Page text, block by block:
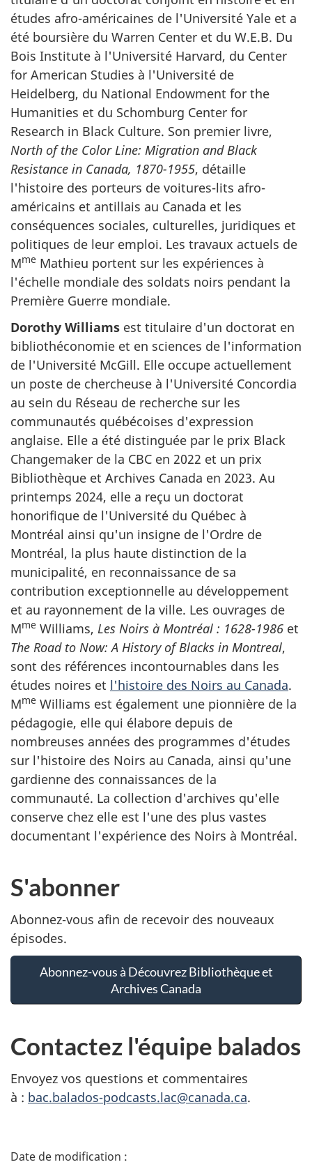
études afro-américaines de l'Université Yale et a
été boursière du Warren Center et du W.E.B. Du
Bois Institute à l'Université Harvard, du Center
for American Studies à l'Université de
Heidelberg, du National Endowment for the
Humanities et du Schomburg Center for
Research in Black Culture. Son premier livre,
North of the Color Line: Migration and Black
Resistance in Canada, 1870-1955, détaille
l'histoire des porteurs de voitures-lits afro-
américains et antillais au Canada et les
conséquences sociales, culturelles, juridiques et
politiques de leur emploi. Les travaux actuels de
Mme Mathieu portent sur les expériences à
l'échelle mondiale des soldats noirs pendant la
Première Guerre mondiale.
Dorothy Williams est titulaire d'un doctorat en
bibliothéconomie et en sciences de l'information
de l'Université McGill. Elle occupe actuellement
un poste de chercheuse à l'Université Concordia
au sein du Réseau de recherche sur les
communautés québécoises d'expression
anglaise. Elle a été distinguée par le prix Black
Changemaker de la CBC en 2022 et un prix
Bibliothèque et Archives Canada en 2023. Au
printemps 2024, elle a reçu un doctorat
honorifique de l'Université du Québec à
Montréal ainsi qu'un insigne de l'Ordre de
Montréal, la plus haute distinction de la
municipalité, en reconnaissance de sa
contribution exceptionnelle au développement
et au rayonnement de la ville. Les ouvrages de
Mme Williams, Les Noirs à Montréal : 1628-1986 et
The Road to Now: A History of Blacks in Montreal,
sont des références incontournables dans les
études noires et l'histoire des Noirs au Canada.
Mme Williams est également une pionnière de la
pédagogie, elle qui élabore depuis de
nombreuses années des programmes d'études
sur l'histoire des Noirs au Canada, ainsi qu'une
gardienne des connaissances de la
communauté. La collection d'archives qu'elle
conserve chez elle est l'une des plus vastes
documentant l'expérience des Noirs à Montréal.
S'abonner
Abonnez-vous afin de recevoir des nouveaux
épisodes.
Abonnez-vous à Découvrez Bibliothèque et
Archives Canada
Contactez l'équipe balados
Envoyez vos questions et commentaires
à : bac.balados-podcasts.lac@canada.ca.
D